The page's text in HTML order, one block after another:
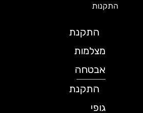
התקנות
התקנת
מצלמות
אבטחה
התקנת